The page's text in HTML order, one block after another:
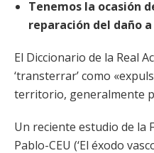
Tenemos la ocasión
reparación del daño
El Diccionario de la Real
‘transterrar’ como
territorio, generalmente
Un reciente estudio de la
Pablo-CEU (‘El éxodo